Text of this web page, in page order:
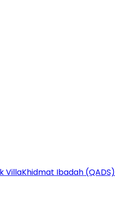
VillaKhidmat Ibadah (QADS)